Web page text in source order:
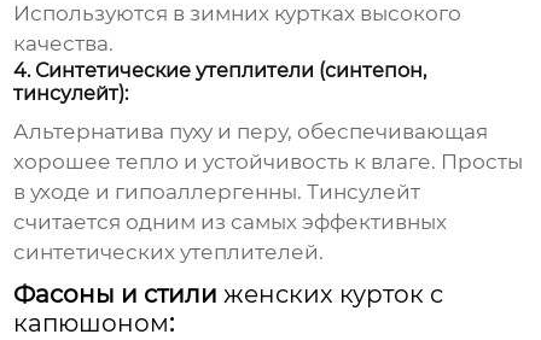
Используются в зимних куртках высокого
качества.
4. Синтетические утеплители (синтепон,
тинсулейт):
Альтернатива пуху и перу, обеспечивающая
хорошее тепло и устойчивость к влаге. Просты
в уходе и гипоаллергенны. Тинсулейт
считается одним из самых эффективных
синтетических утеплителей.
Фасоны и стилиженских курток с
капюшоном: